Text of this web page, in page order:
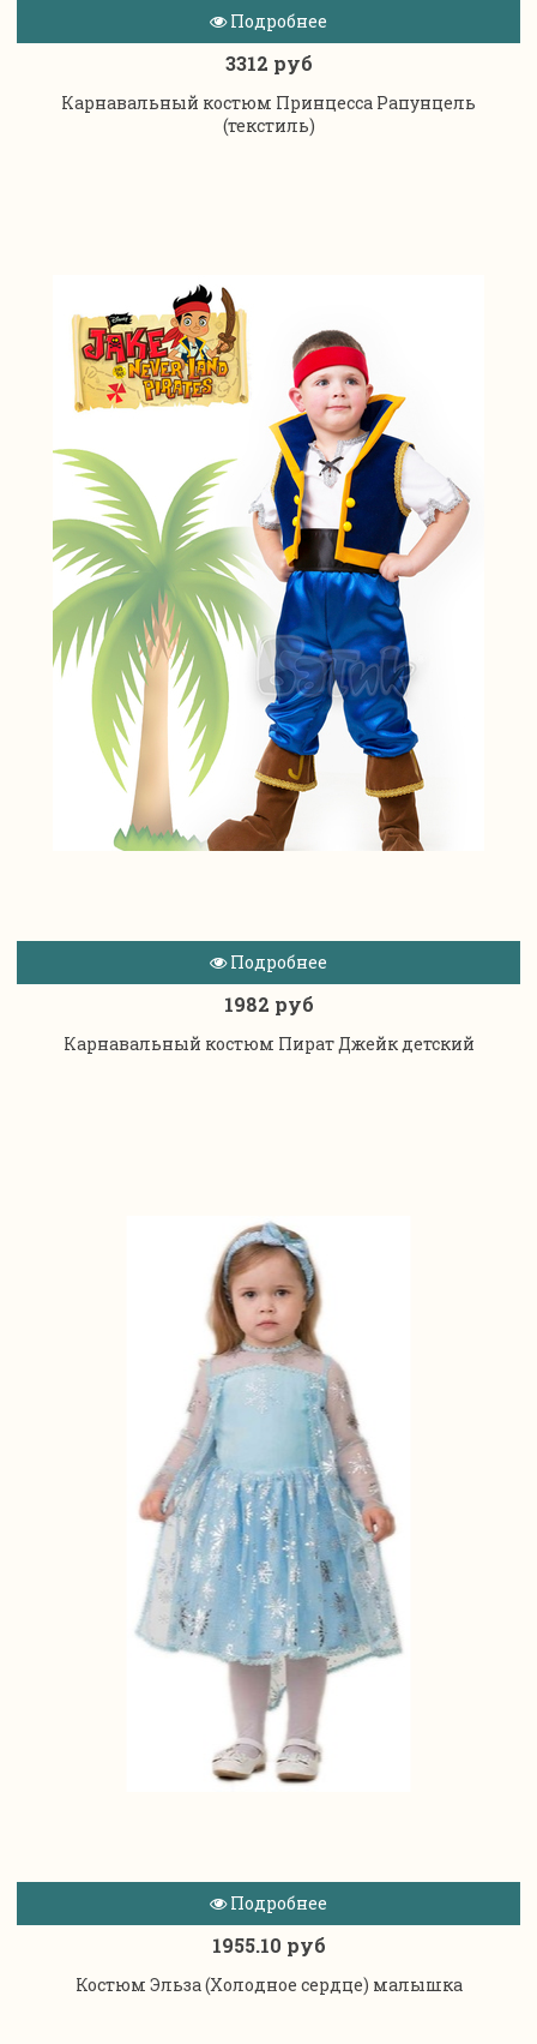
Подробнее
3312 руб
Карнавальный костюм Принцесса Рапунцель
(текстиль)
Подробнее
1982 руб
Карнавальный костюм Пират Джейк детский
Подробнее
1955.10 руб
Костюм Эльза (Холодное сердце) малышка